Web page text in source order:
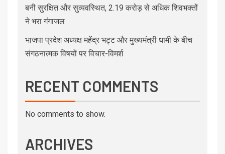
बनी सुरक्षित और सुव्यवस्थित, 2.19 करोड़ से अधिक शिवभक्तों
ने भरा गंगाजल
भाजपा प्रदेश अध्यक्ष महेंद्र भट्ट और मुख्यमंत्री धामी के बीच
संगठनात्मक विषयों पर विचार-विमर्श
RECENT COMMENTS
No comments to show.
ARCHIVES